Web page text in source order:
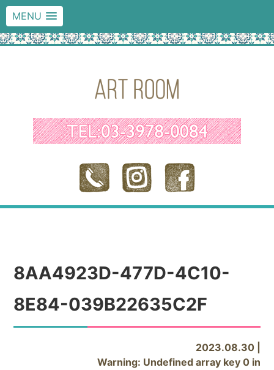
MENU
8AA4923D-477D-4C10-
8E84-039B22635C2F
2023.08.30 |
Warning: Undefined array key 0 in